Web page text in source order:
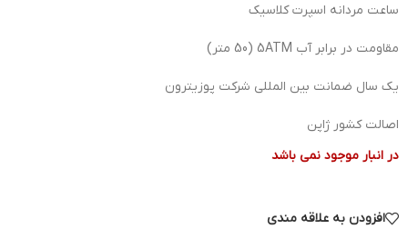
ساعت مردانه اسپرت کلاسیک
مقاومت در برابر آب 5ATM (50 متر)
یک سال ضمانت بین المللی شرکت پوزیترون
اصالت کشور ژاپن
در انبار موجود نمی باشد
افزودن به علاقه مندی